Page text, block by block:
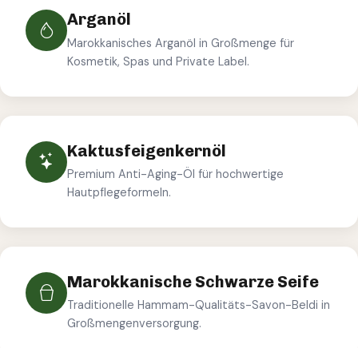
Arganöl
Marokkanisches Arganöl in Großmenge für
Kosmetik, Spas und Private Label.
Kaktusfeigenkernöl
Premium Anti-Aging-Öl für hochwertige
Hautpflegeformeln.
Marokkanische Schwarze Seife
Traditionelle Hammam-Qualitäts-Savon-Beldi in
Großmengenversorgung.